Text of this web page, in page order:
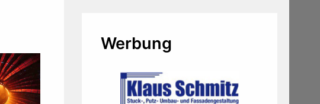
Werbung